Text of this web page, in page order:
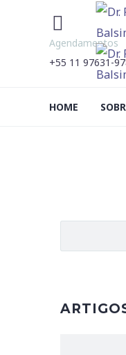


Agendamentos
+55 11 97631-
HOME